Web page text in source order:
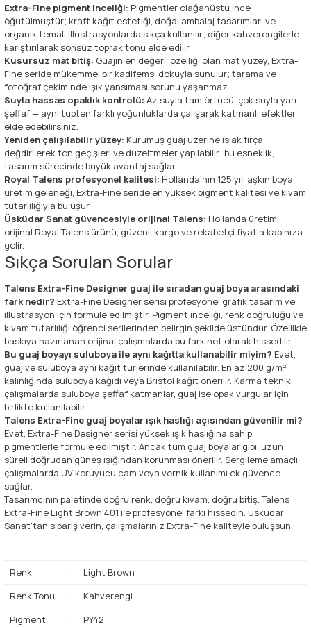
Extra-Fine pigment inceliği: Pigmentler olağanüstü ince
öğütülmüştür; kraft kağıt estetiği, doğal ambalaj tasarımları ve
organik temalı illüstrasyonlarda sıkça kullanılır; diğer kahverengilerle
karıştırılarak sonsuz toprak tonu elde edilir.
Kusursuz mat bitiş: Guajın en değerli özelliği olan mat yüzey, Extra-
Fine seride mükemmel bir kadifemsi dokuyla sunulur; tarama ve
fotoğraf çekiminde ışık yansıması sorunu yaşanmaz.
Suyla hassas opaklık kontrolü: Az suyla tam örtücü, çok suyla yarı
şeffaf — aynı tüpten farklı yoğunluklarda çalışarak katmanlı efektler
elde edebilirsiniz.
Yeniden çalışılabilir yüzey: Kurumuş guaj üzerine ıslak fırça
değdirilerek ton geçişleri ve düzeltmeler yapılabilir; bu esneklik,
tasarım sürecinde büyük avantaj sağlar.
Royal Talens profesyonel kalitesi: Hollanda'nın 125 yılı aşkın boya
üretim geleneği, Extra-Fine seride en yüksek pigment kalitesi ve kıvam
tutarlılığıyla buluşur.
Üsküdar Sanat güvencesiyle orijinal Talens: Hollanda üretimi
orijinal Royal Talens ürünü, güvenli kargo ve rekabetçi fiyatla kapınıza
gelir.
Sıkça Sorulan Sorular
Talens Extra-Fine Designer guaj ile sıradan guaj boya arasındaki
fark nedir? Extra-Fine Designer serisi profesyonel grafik tasarım ve
illüstrasyon için formüle edilmiştir. Pigment inceliği, renk doğruluğu ve
kıvam tutarlılığı öğrenci serilerinden belirgin şekilde üstündür. Özellikle
baskıya hazırlanan orijinal çalışmalarda bu fark net olarak hissedilir.
Bu guaj boyayı suluboya ile aynı kağıtta kullanabilir miyim? Evet,
guaj ve suluboya aynı kağıt türlerinde kullanılabilir. En az 200 g/m²
kalınlığında suluboya kağıdı veya Bristol kağıt önerilir. Karma teknik
çalışmalarda suluboya şeffaf katmanlar, guaj ise opak vurgular için
birlikte kullanılabilir.
Talens Extra-Fine guaj boyalar ışık haslığı açısından güvenilir mi?
Evet, Extra-Fine Designer serisi yüksek ışık haslığına sahip
pigmentlerle formüle edilmiştir. Ancak tüm guaj boyalar gibi, uzun
süreli doğrudan güneş ışığından korunması önerilir. Sergileme amaçlı
çalışmalarda UV koruyucu cam veya vernik kullanımı ek güvence
sağlar.
Tasarımcının paletinde doğru renk, doğru kıvam, doğru bitiş. Talens
Extra-Fine Light Brown 401 ile profesyonel farkı hissedin. Üsküdar
Sanat'tan sipariş verin, çalışmalarınız Extra-Fine kaliteyle buluşsun.
Renk :
Light Brown
Renk Tonu
:
Kahverengi
Pigment
: PY42